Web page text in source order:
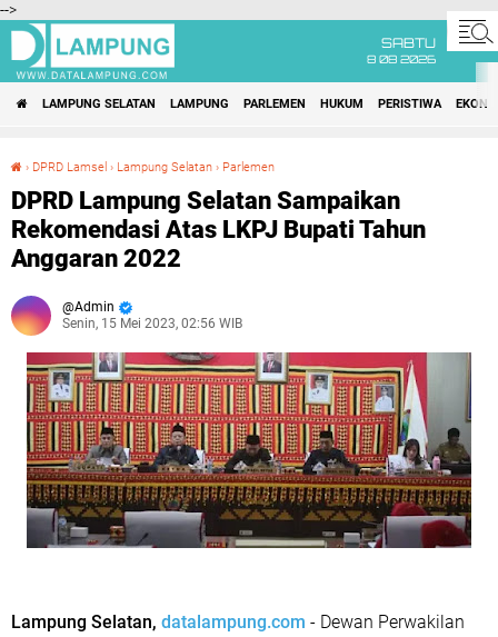
-->
SABTU
8 08 2026
LAMPUNG SELATAN LAMPUNG PARLEMEN HUKUM PERISTIWA
› DPRD Lamsel › Lampung Selatan › Parlemen
DPRD Lampung Selatan Sampaikan
Rekomendasi Atas LKPJ Bupati Tahun
Anggaran 2022
Admin
Senin, 15 Mei 2023, 02:56 WIB
Lampung Selatan, datalampung.com - Dewan Perwakilan